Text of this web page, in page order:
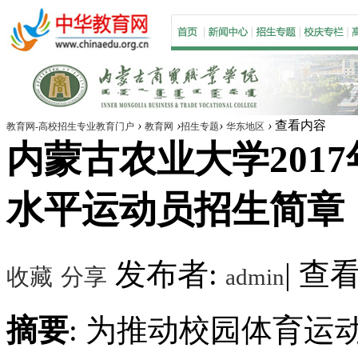
教育网-高校招生专业教育门户 › 教育网 ›招生专题› 华东地区 › 查看内容
内蒙古农业大学2017
水平运动员招生简章
收藏 分享 发布者: admin| 查
摘要: 为推动校园体育运